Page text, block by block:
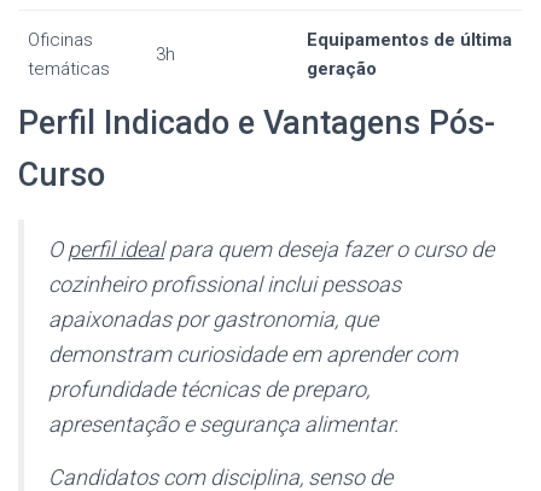
Oficinas
temáticas
3h
Equipamentos de última
geração
Perfil Indicado e Vantagens Pós-
Curso
Operfil idealpara quem deseja fazer o curso de
cozinheiro profissional inclui pessoas
apaixonadas por gastronomia, que
demonstram curiosidade em aprender com
profundidade técnicas de preparo,
apresentação e segurança alimentar.
Candidatos com disciplina, senso de